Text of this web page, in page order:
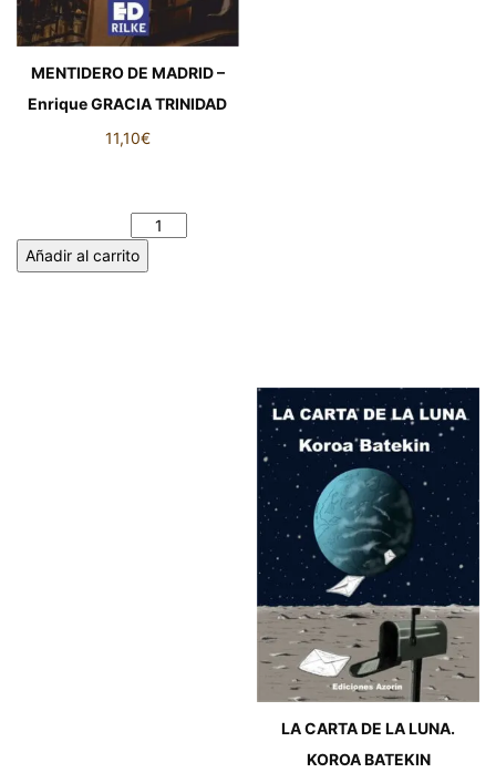
MENTIDERO DE MADRID –
Enrique GRACIA TRINIDAD
11,10€
Añadir al carrito
LA CARTA DE LA LUNA.
KOROA BATEKIN